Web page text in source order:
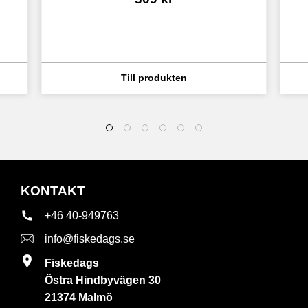
KONTAKT
+46 40-949763
info@fiskedags.se
Fiskedags
Östra Hindbyvägen 30
21374 Malmö